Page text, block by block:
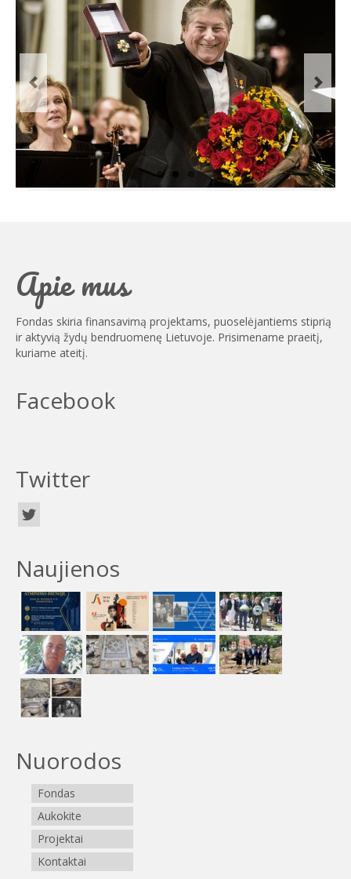
Previous Next
Apie mus
Fondas skiria finansavimą projektams, puoselėjantiems stiprią
ir aktyvią žydų bendruomenę Lietuvoje. Prisimename praeitį,
kuriame ateitį.
Facebook
Twitter
Naujienos
Nuorodos
Fondas
Aukokite
Projektai
Kontaktai